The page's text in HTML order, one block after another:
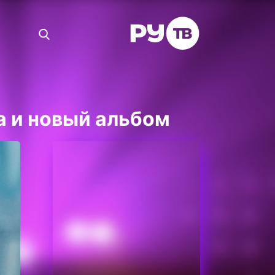
и новый альбом